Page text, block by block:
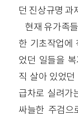
던 진상규명 과
현재 유가족
한 기초작업에
었던 일들을
직 살아 있었던
급차로 실려가
싸늘한 주검으